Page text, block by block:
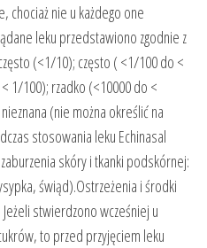
chociaż nie u każdego one
leku przedstawiono zgodnie z
(<1/10); często ( <1/100 do <
1/100); rzadko (<10000 do <
(nie można określić na
stosowania leku Echinasal
skóry i tkanki podskórnej:
świąd).Ostrzeżenia i środki
stwierdzono wcześniej u
to przed przyjęciem leku